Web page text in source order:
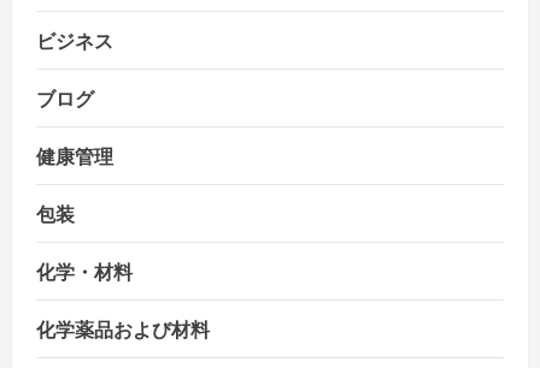
ビジネス
ブログ
健康管理
包装
化学・材料
化学薬品および材料